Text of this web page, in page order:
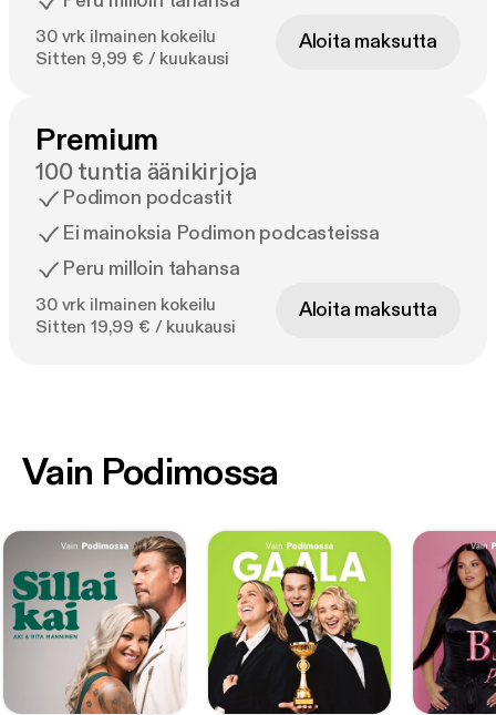
30 vrk ilmainen kokeilu
Sitten 9,99 € / kuukausi
Aloita maksutta
Premium
100 tuntia äänikirjoja
Podimon podcastit
Ei mainoksia Podimon podcasteissa
Peru milloin tahansa
30 vrk ilmainen kokeilu
Sitten 19,99 € / kuukausi
Aloita maksutta
Vain Podimossa